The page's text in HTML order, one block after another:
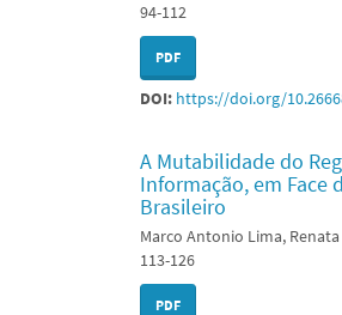
94-112
PDF
DOI: https://doi.org/
A Mutabilidade do
Informação, em
Brasileiro
Marco Antonio Lima,
113-126
PDF